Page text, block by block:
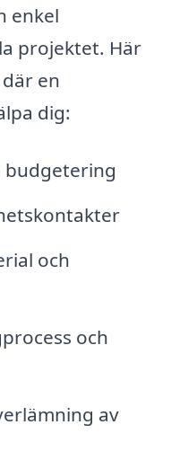
enkel
projektet. Här
en
dig:
budgetering
och
och
av